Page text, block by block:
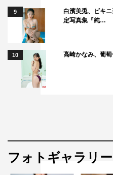
湊さんの小説は、読むと脳
読者それぞれの世界観が作
要があると思いました。そ
ァーをして快諾をいただい
という確信を持てました。
ぜひ、映画館でこの世界を
9
白濱美兎、ビキ
定写真集『純…
10 高崎かなみ、葡
フォトギャラリー